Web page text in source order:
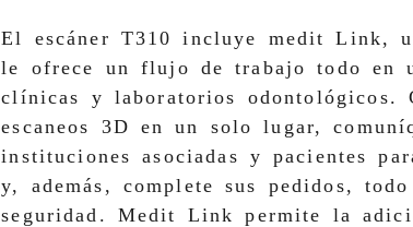
El escáner T310 incluye medit Link,
le ofrece un flujo de trabajo todo en
clínicas y laboratorios odontológicos.
escaneos 3D en un solo lugar,
instituciones asociadas y pacientes
y, además, complete sus pedidos,
seguridad. Medit Link permite la